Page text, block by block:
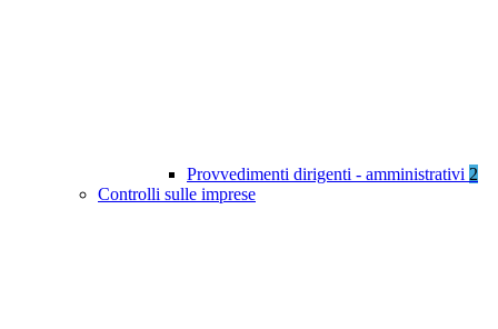
Provvedimenti dirigenti - amministrativi 2
Controlli sulle imprese